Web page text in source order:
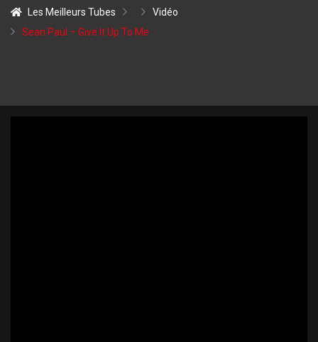
Les Meilleurs Tubes
Vidéo
Sean Paul – Give It Up To Me